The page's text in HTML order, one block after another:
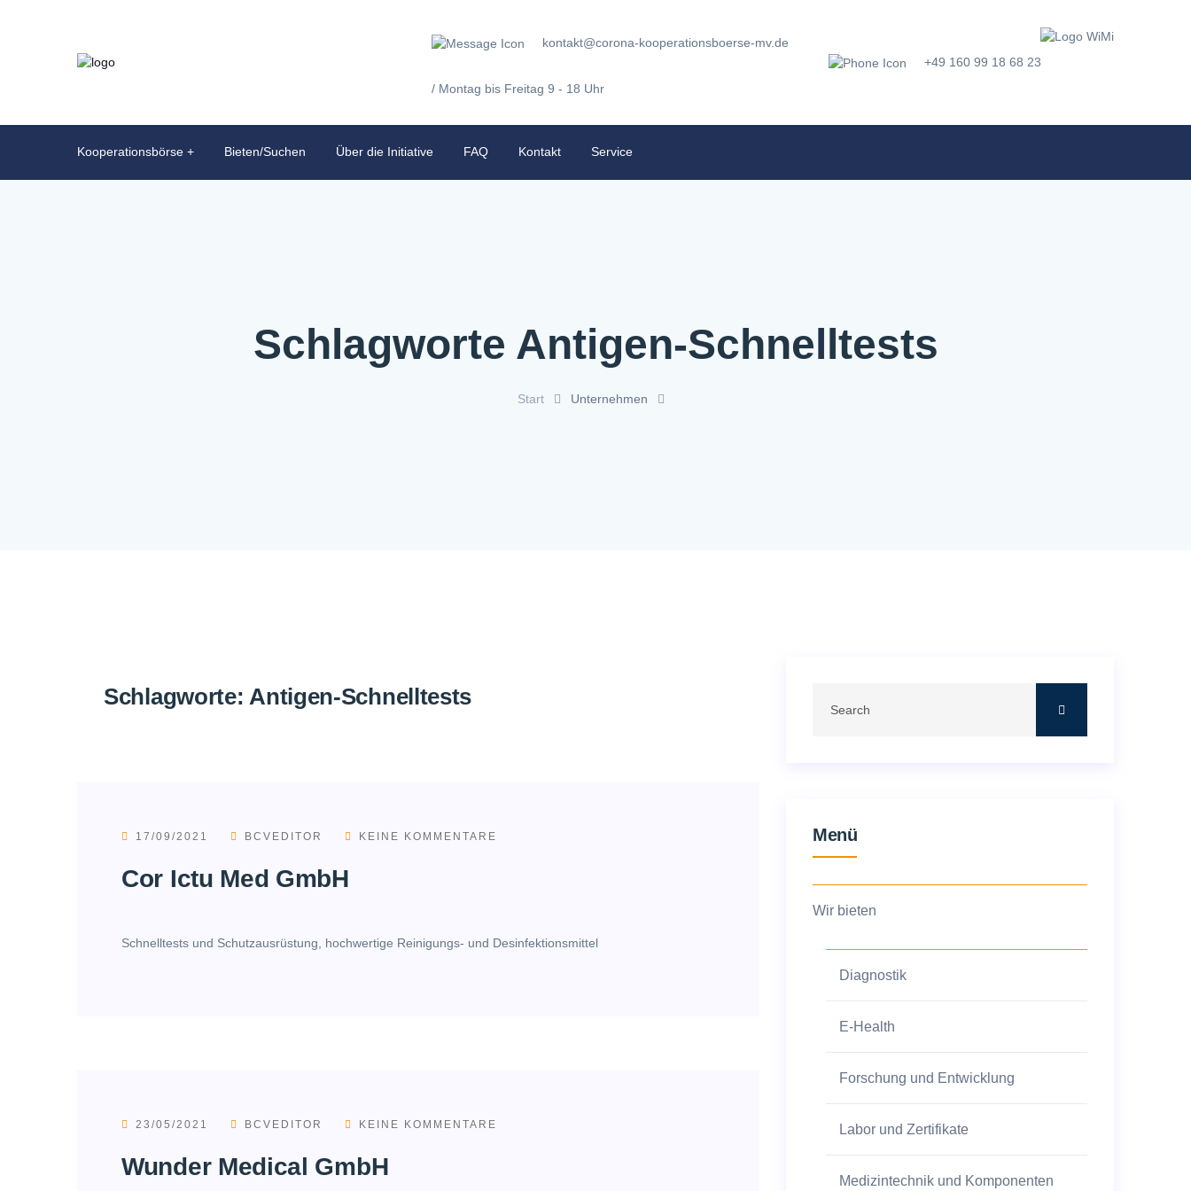
kontakt@corona-kooperationsboerse-mv.de
+49 160 99 18 68 23
/ Montag bis Freitag 9 - 18 Uhr
Kooperationsbörse Bieten/Suchen Über die Initiative FAQ Kontakt Service
Schlagworte Antigen-Schnelltests
Start Unternehmen
Schlagworte: Antigen-Schnelltests
17/09/2021 BCVEDITOR KEINE KOMMENTARE
Cor Ictu Med GmbH
Schnelltests und Schutzausrüstung, hochwertige Reinigungs- und Desinfektionsmittel
23/05/2021 BCVEDITOR KEINE KOMMENTARE
Wunder Medical GmbH
Menü
Wir bieten
Diagnostik
E-Health
Forschung und Entwicklung
Labor und Zertifikate
Medizintechnik und Komponenten